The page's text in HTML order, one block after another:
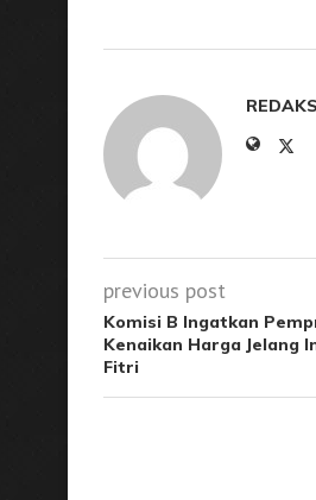
previous post
Komisi B Ingatkan
Kenaikan Harga Jelang
Fitri